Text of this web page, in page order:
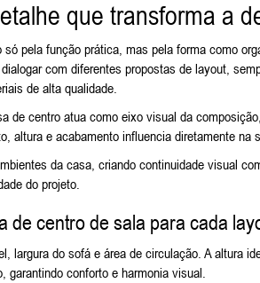
que transforma a
pela função prática, mas pela forma como
com diferentes propostas de layout,
de alta qualidade.
de centro atua como eixo visual da
e acabamento influencia diretamente na
da casa, criando continuidade visual
do projeto.
de centro de sala para cada
do sofá e área de circulação. A altura
garantindo conforto e harmonia visual.